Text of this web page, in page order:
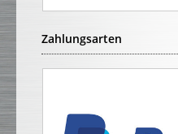
Zahlungsarten